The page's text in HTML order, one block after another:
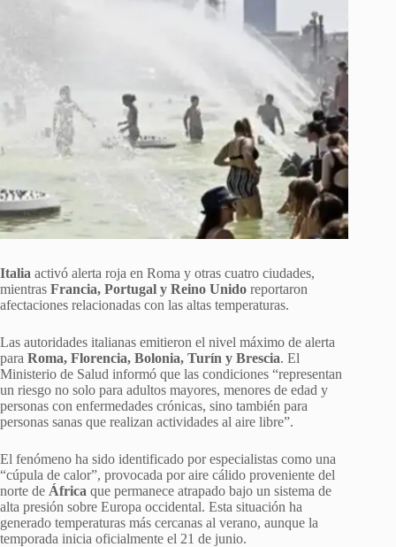
Italia activó alerta roja en Roma y otras cuatro ciudades,
mientras Francia, Portugal y Reino Unido reportaron
afectaciones relacionadas con las altas temperaturas.
Las autoridades italianas emitieron el nivel máximo de alerta
para Roma, Florencia, Bolonia, Turín y Brescia. El
Ministerio de Salud informó que las condiciones “representan
un riesgo no solo para adultos mayores, menores de edad y
personas con enfermedades crónicas, sino también para
personas sanas que realizan actividades al aire libre”.
El fenómeno ha sido identificado por especialistas como una
“cúpula de calor”, provocada por aire cálido proveniente del
norte de África que permanece atrapado bajo un sistema de
alta presión sobre Europa occidental. Esta situación ha
generado temperaturas más cercanas al verano, aunque la
temporada inicia oficialmente el 21 de junio.